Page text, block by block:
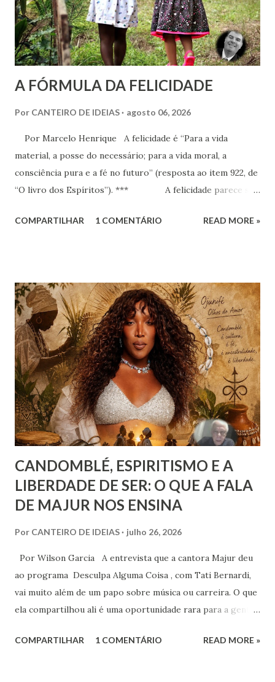
Espírita.
A FÓRMULA DA FELICIDADE
Por CANTEIRO DE IDEIAS agosto 06, 2026
Por Marcelo Henrique A felicidade é “Para a vida
material, a posse do necessário; para a vida moral, a
consciência pura e a fé no futuro” (resposta ao item 922, de
“O livro dos Espíritos”). *** A felicidade parece ser
desejo, a aspiração, o projeto de vida de cada criatura,
alegria. Esta última corresponde a instantes, momentos que
têm duração variável e que pertencem ao âmbito dos
sentimentos derivados de experiências específicas, onde se
pode compreender o alcance das emoções. Já a felicidade…
Ah, esta corresponde a um ideal de inspiração, como se,
figurativamente, estivéssemos diante da linha de chegada
de uma competição esportiva ou o ápice de uma monta...
COMPARTILHAR 1 COMENTÁRIO READ MORE »
CANDOMBLÉ, ESPIRITISMO E A
LIBERDADE DE SER: O QUE A FALA
DE MAJUR NOS ENSINA
Por CANTEIRO DE IDEIAS julho 26, 2026
Por Wilson Garcia A entrevista que a cantora Majur deu
ao programa Desculpa Alguma Coisa , com Tati Bernardi,
vai muito além de um papo sobre música ou carreira. O que
ela compartilhou ali é uma oportunidade rara para a gente
identidade espiritual, pertencimento e intolerância
COMPARTILHAR 1 COMENTÁRIO READ MORE »